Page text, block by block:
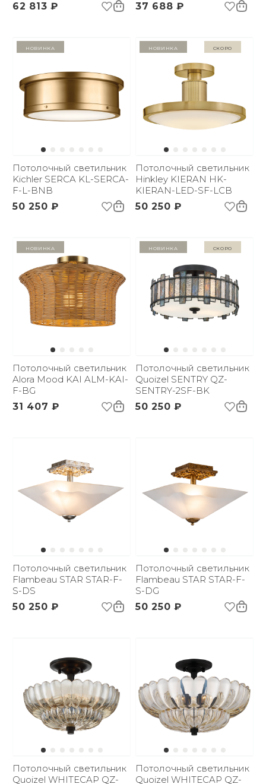
62 813 ₽
37 688 ₽
Новинка
Потолочный светильник
Kichler SERCA KL-SERCA-
F-L-BNB
50 250 ₽
Новинка Скоро
Потолочный светильник
Hinkley KIERAN HK-
KIERAN-LED-SF-LCB
50 250 ₽
Новинка
Потолочный светильник
Alora Mood KAI ALM-KAI-
F-BG
31 407 ₽
Новинка Скоро
Потолочный светильник
Quoizel SENTRY QZ-
SENTRY-2SF-BK
50 250 ₽
Потолочный светильник
Flambeau STAR STAR-F-
S-DS
50 250 ₽
Потолочный светильник
Flambeau STAR STAR-F-
S-DG
50 250 ₽
Потолочный светильник
Quoizel WHITECAP QZ-
Потолочный светильник
Quoizel WHITECAP QZ-